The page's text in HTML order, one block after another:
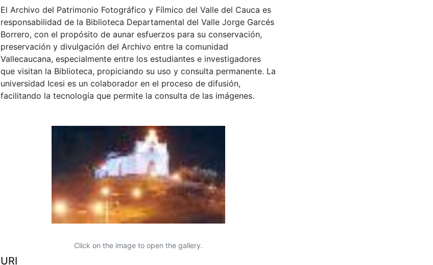
El Archivo del Patrimonio Fotográfico y Fílmico del Valle del Cauca es
responsabilidad de la Biblioteca Departamental del Valle Jorge Garcés
Borrero, con el propósito de aunar esfuerzos para su conservación,
preservación y divulgación del Archivo entre la comunidad
Vallecaucana, especialmente entre los estudiantes e investigadores
que visitan la Biblioteca, propiciando su uso y consulta permanente. La
universidad Icesi es un colaborador en el proceso de difusión,
facilitando la tecnología que permite la consulta de las imágenes.
Click on the image to open the gallery.
URI